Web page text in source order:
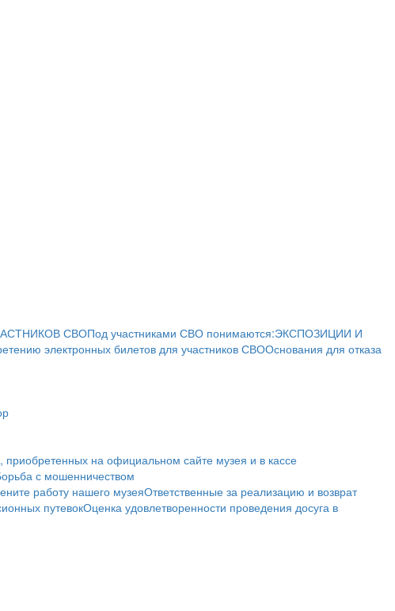
СВОПод участниками СВО понимаются:ЭКСПОЗИЦИИ И
электронных билетов для участников СВООснования для отказа
приобретенных на официальном сайте музея и в кассе
с мошенничеством
работу нашего музеяОтветственные за реализацию и возврат
путевокОценка удовлетворенности проведения досуга в